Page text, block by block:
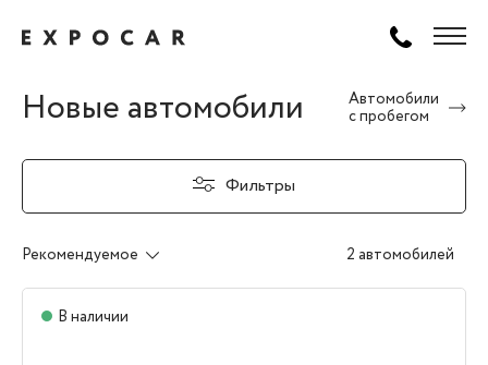
Новые автомобили
Автомобили
с пробегом
Фильтры
Рекомендуемое 2 автомобилей
В наличии